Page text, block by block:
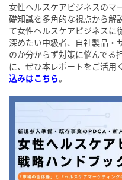
女性ヘルスケアビジネスのマ
礎知識を多角的な視点から解
て女性ヘルスケアビジネスに
深めたい中級者、自社製品・
のか分からず対策に悩んでる
に、ぜひ本レポートをご活用
込みはこちら。